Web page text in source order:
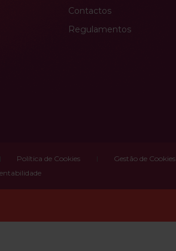
Contactos
Regulamentos
Política de Cookies Gestão de Cookies